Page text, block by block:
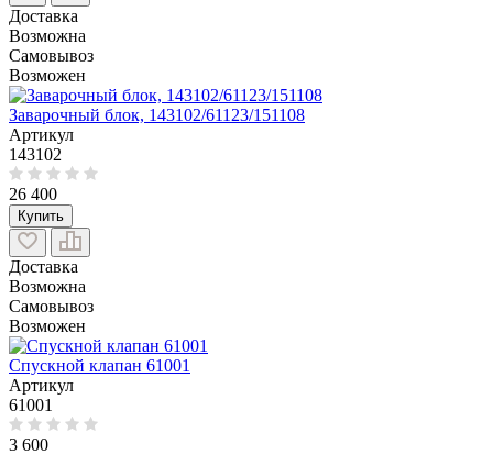
Доставка
Возможна
Самовывоз
Возможен
Заварочный блок, 143102/61123/151108
Артикул
143102
26 400
Купить
Доставка
Возможна
Самовывоз
Возможен
Спускной клапан 61001
Артикул
61001
3 600